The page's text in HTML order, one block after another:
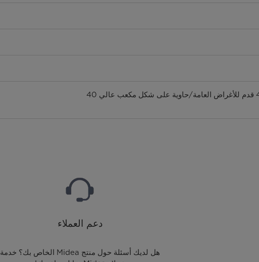
حاوية 20 قدم للأغراض العامة/حاوية 40 قدم للأغراض العامة/حاوية على شكل مكعب عالي 40
دعم العملاء
هل لديك أسئلة حول منتج Midea الخاص بك؟ خدمة